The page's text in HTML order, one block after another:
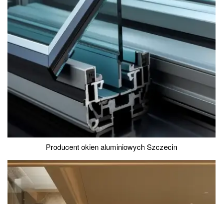
Producent okien aluminiowych Szczecin